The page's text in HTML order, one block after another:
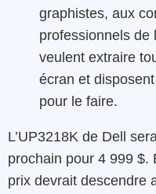
graphistes, aux
professionnels de
veulent extraire
écran et
pour le faire.
L’UP3218K de Dell
prochain pour 4 999 $.
prix devrait descendre